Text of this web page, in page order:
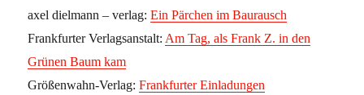
axel dielmann – verlag:Ein Pärchen im Baurausch
Frankfurter Verlagsanstalt: Am Tag, als Frank Z. in den
Grünen Baum kam
Größenwahn-Verlag:Frankfurter Einladungen